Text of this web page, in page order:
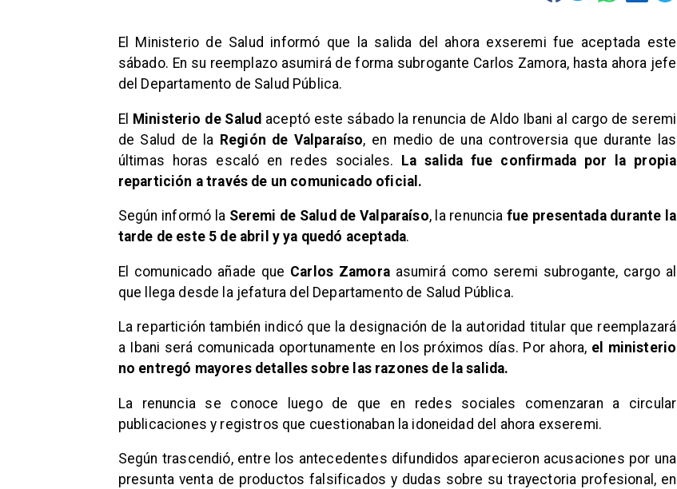
El Ministerio de Salud informó que la salida del ahora exseremi fue aceptada este
sábado. En su reemplazo asumirá de forma subrogante Carlos Zamora, hasta ahora jefe
del Departamento de Salud Pública.
El Ministerio de Salud aceptó este sábado la renuncia de Aldo Ibani al cargo de seremi
de Salud de la Región de Valparaíso, en medio de una controversia que durante las
últimas horas escaló en redes sociales. La salida fue confirmada por la propia
repartición a través de un comunicado oficial.
Según informó la Seremi de Salud de Valparaíso, la renuncia fue presentada durante la
tarde de este 5 de abril y ya quedó aceptada.
El comunicado añade que Carlos Zamoraasumirá como seremi subrogante, cargo al
que llega desde la jefatura del Departamento de Salud Pública.
La repartición también indicó que la designación de la autoridad titular que reemplazará
a Ibani será comunicada oportunamente en los próximos días. Por ahora, el ministerio
no entregó mayores detalles sobre las razones de la salida.
La renuncia se conoce luego de que en redes sociales comenzaran a circular
publicaciones y registros que cuestionaban la idoneidad del ahora exseremi.
Según trascendió, entre los antecedentes difundidos aparecieron acusaciones por una
presunta venta de productos falsificados y dudas sobre su trayectoria profesional, en